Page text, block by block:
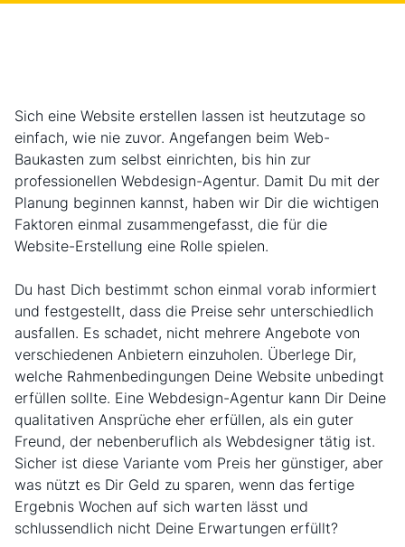
Sich eine Website erstellen lassen ist heutzutage so
einfach, wie nie zuvor. Angefangen beim Web-
Baukasten zum selbst einrichten, bis hin zur
professionellen Webdesign-Agentur. Damit Du mit der
Planung beginnen kannst, haben wir Dir die wichtigen
Faktoren einmal zusammengefasst, die für die
Website-Erstellung eine Rolle spielen.
Du hast Dich bestimmt schon einmal vorab informiert
und festgestellt, dass die Preise sehr unterschiedlich
ausfallen. Es schadet, nicht mehrere Angebote von
verschiedenen Anbietern einzuholen. Überlege Dir,
welche Rahmenbedingungen Deine Website unbedingt
erfüllen sollte. Eine Webdesign-Agentur kann Dir Deine
qualitativen Ansprüche eher erfüllen, als ein guter
Freund, der nebenberuflich als Webdesigner tätig ist.
Sicher ist diese Variante vom Preis her günstiger, aber
was nützt es Dir Geld zu sparen, wenn das fertige
Ergebnis Wochen auf sich warten lässt und
schlussendlich nicht Deine Erwartungen erfüllt?